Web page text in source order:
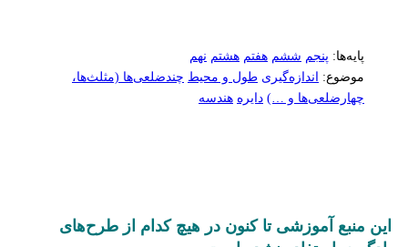
پایه‌ها: پنجم ششم هفتم هشتم نهم
موضوع: اندازه‌گیری طول و محیط چندضلعی‌‌ها (مثلث‌ها،
چهارضلعی‌ها و …) دایره هندسه
این منبع آموزشی تا کنون در هیچ کدام از طرح‌های